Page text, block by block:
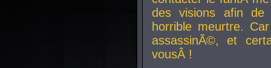
des visions afin
horrible meurtre.
assassinÃ©, et
vousÂ !